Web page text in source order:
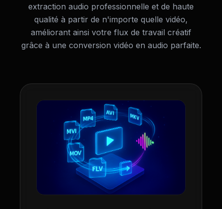
extraction audio professionnelle et de haute
qualité à partir de n'importe quelle vidéo,
améliorant ainsi votre flux de travail créatif
grâce à une conversion vidéo en audio parfaite.